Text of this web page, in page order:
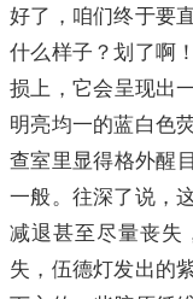
好了，咱们终于要
什么样子？划了啊
损上，它会呈现出
明亮均一的蓝白色
查室里显得格外醒
一般。往深了说，
减退甚至尽量丧失
失，伍德灯发出的